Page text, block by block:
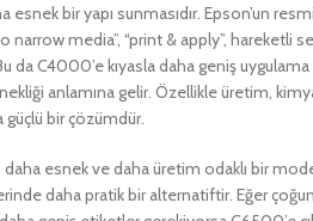
bir yapı sunmasıdır. Epson’un
media”, “print & apply”, hareketli
da C4000’e kıyasla daha geniş uygulama
anlamına gelir. Özellikle üretim,
bir çözümdür.
esnek ve daha üretim odaklı bir
daha pratik bir alternatiftir. Eğer